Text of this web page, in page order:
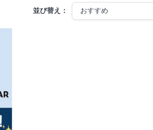
並び替え：